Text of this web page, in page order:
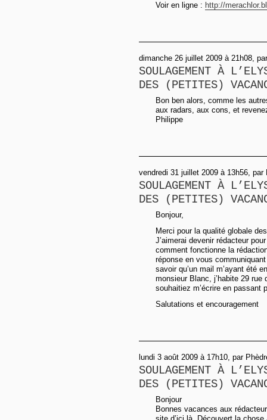
Voir en ligne : http://
dimanche 26 juillet 2009 à 21h08,
SOULAGEMENT À
DES (PETITES)
Bon ben alors, comme les
aux radars, aux cons, et
Philippe
vendredi 31 juillet 2009 à 13h56, par
SOULAGEMENT À
DES (PETITES)
Bonjour,
Merci pour la qualité globale
J’aimerai devenir rédacteur
comment fonctionne la
réponse en vous
savoir qu’un mail m’ayant été
monsieur Blanc, j’habite 29
souhaitiez m’écrire en passant
Salutations et encouragement
lundi 3 août 2009 à 17h10, par
SOULAGEMENT À
DES (PETITES)
Bonjour
Bonnes vacances aux